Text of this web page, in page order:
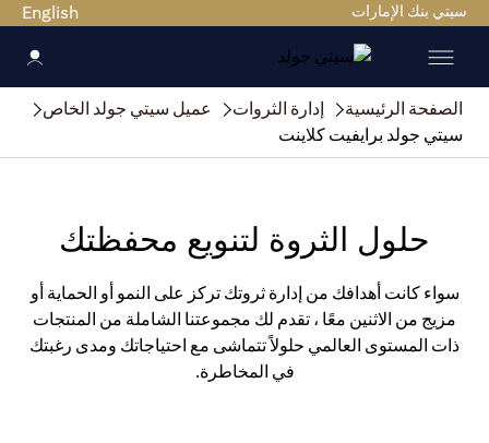
سيتي بنك الإمارات English
الصفحة الرئيسية إدارة الثروات
عميل سيتي جولد الخاص
سيتي جولد برايفيت كلاينت
حلول الثروة لتنويع محفظتك
سواء كانت أهدافك من إدارة ثروتك تركز على النمو أو الحماية أو
مزيج من الاثنين معًا ، تقدم لك مجموعتنا الشاملة من المنتجات
ذات المستوى العالمي حلولاً تتماشى مع احتياجاتك ومدى رغبتك
في المخاطرة.